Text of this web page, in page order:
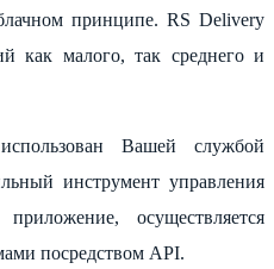
принципе. RS Delivery
как малого, так среднего и
Вашей службой
инструмент управления
осуществляется
посредством API.